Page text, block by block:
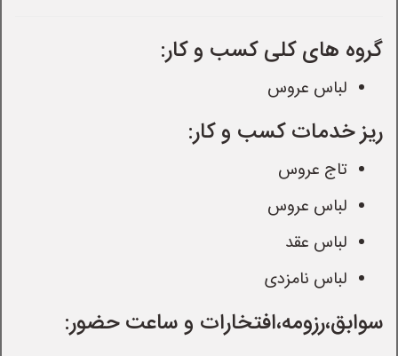
گروه های کلی کسب و کار:
لباس عروس
ریز خدمات کسب و کار:
تاج عروس
لباس عروس
لباس عقد
لباس نامزدی
سوابق،رزومه،افتخارات و ساعت حضور: